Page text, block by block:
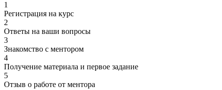
1
Регистрация на курс
2
Ответы на ваши вопросы
3
Знакомство с ментором
4
Получение материала и первое задание
5
Отзыв о работе от ментора